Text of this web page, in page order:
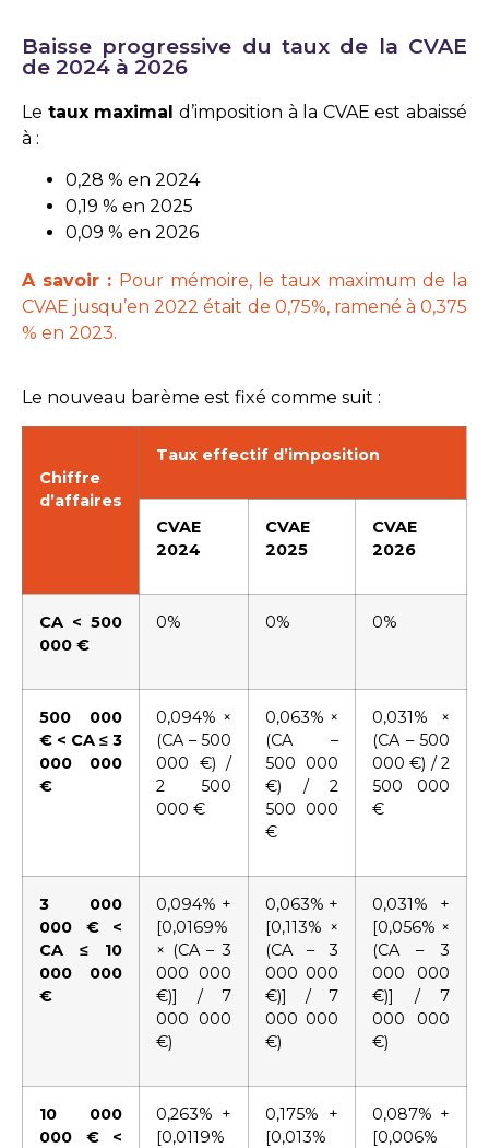
Baisse progressive du taux de la CVAE
de 2024 à 2026
Le taux maximal d’imposition à la CVAE est abaissé
à :
0,28 % en 2024
0,19 % en 2025
0,09 % en 2026
A savoir : Pour mémoire, le taux maximum de la
CVAE jusqu’en 2022 était de 0,75%, ramené à 0,375
% en 2023.
Le nouveau barème est fixé comme suit :
Chiffre
d’affaires
Taux effectif d’imposition
CVAE
2024
CVAE
2025
CVAE
2026
CA < 500
000 €
0% 0% 0%
500 000
€ < CA ≤ 3
000 000
€
0,094% ×
(CA – 500
000 €) /
2 500
000 €
0,063% ×
(CA –
500 000
€) / 2
500 000
€
0,031% ×
(CA – 500
000 €) / 2
500 000
€
3 000
000 € <
CA ≤ 10
000 000
€
0,094% +
[0,0169%
× (CA – 3
000 000
€)] / 7
000 000
€)
0,063% +
[0,113% ×
(CA – 3
000 000
€)] / 7
000 000
€)
0,031% +
[0,056% ×
(CA – 3
000 000
€)] / 7
000 000
€)
10 000
000 € <
0,263% +
[0,0119%
0,175% +
[0,013%
0,087% +
[0,006%